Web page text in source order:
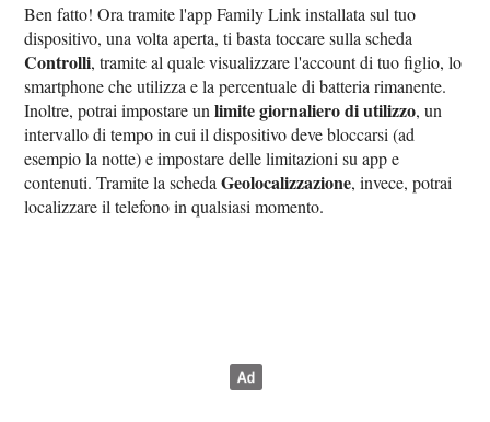
Ben fatto! Ora tramite l'app Family Link installata sul tuo
dispositivo, una volta aperta, ti basta toccare sulla scheda
Controlli, tramite al quale visualizzare l'account di tuo figlio, lo
smartphone che utilizza e la percentuale di batteria rimanente.
Inoltre, potrai impostare unlimite giornaliero di utilizzo, un
intervallo di tempo in cui il dispositivo deve bloccarsi (ad
esempio la notte) e impostare delle limitazioni su app e
contenuti. Tramite la schedaGeolocalizzazione, invece, potrai
localizzare il telefono in qualsiasi momento.